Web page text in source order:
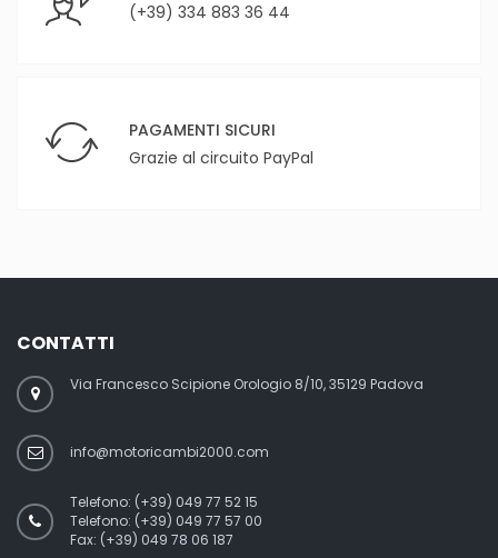
(+39) 334 883 36 44
PAGAMENTI SICURI
Grazie al circuito PayPal
CONTATTI
Via Francesco Scipione Orologio 8/10, 35129 Padova
info@motoricambi2000.com
Telefono: (+39) 049 77 52 15
Telefono: (+39) 049 77 57 00
Fax: (+39) 049 78 06 187